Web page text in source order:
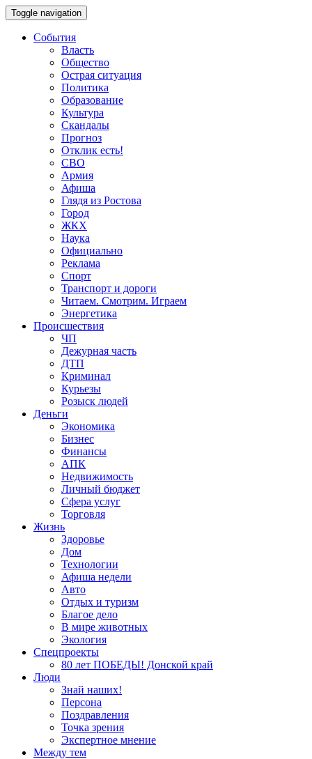
Toggle navigation
События
Власть
Общество
Острая ситуация
Политика
Образование
Культура
Скандалы
Прогноз
Отклик есть!
СВО
Армия
Афиша
Глядя из Ростова
Город
ЖКХ
Наука
Официально
Реклама
Спорт
Транспорт и дороги
Читаем. Смотрим. Играем
Энергетика
Происшествия
ЧП
Дежурная часть
ДТП
Криминал
Курьезы
Розыск людей
Деньги
Экономика
Бизнес
Финансы
АПК
Недвижимость
Личный бюджет
Сфера услуг
Торговля
Жизнь
Здоровье
Дом
Технологии
Афиша недели
Авто
Отдых и туризм
Благое дело
В мире животных
Экология
Спецпроекты
80 лет ПОБЕДЫ! Донской край
Люди
Знай наших!
Персона
Поздравления
Точка зрения
Экспертное мнение
Между тем